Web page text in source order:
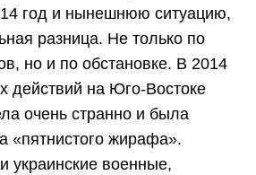
год и нынешнюю ситуацию,
разница. Не только по
но и по обстановке. В 2014
действий на Юго-Востоке
очень странно и была
«пятнистого жирафа».
украинские военные,